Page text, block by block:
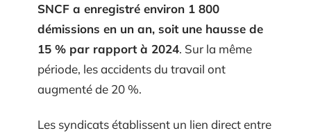
SNCF a enregistré environ 1 800
démissions en un an, soit une hausse de
15 % par rapport à 2024. Sur la même
période, les accidents du travail ont
augmenté de 20 %.
Les syndicats établissent un lien direct entre